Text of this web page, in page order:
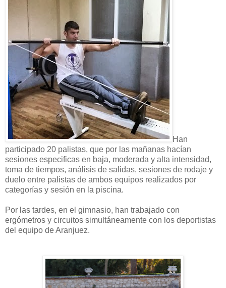
Han
participado 20 palistas, que por las mañanas hacían
sesiones especificas en baja, moderada y alta intensidad,
toma de tiempos, análisis de salidas, sesiones de rodaje y
duelo entre palistas de ambos equipos realizados por
categorías y sesión en la piscina.
Por las tardes, en el gimnasio, han trabajado con
ergómetros y circuitos simultáneamente con los deportistas
del equipo de Aranjuez.